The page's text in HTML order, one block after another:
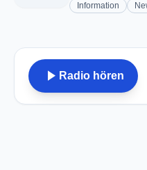
Information
play_arrow Radio hören